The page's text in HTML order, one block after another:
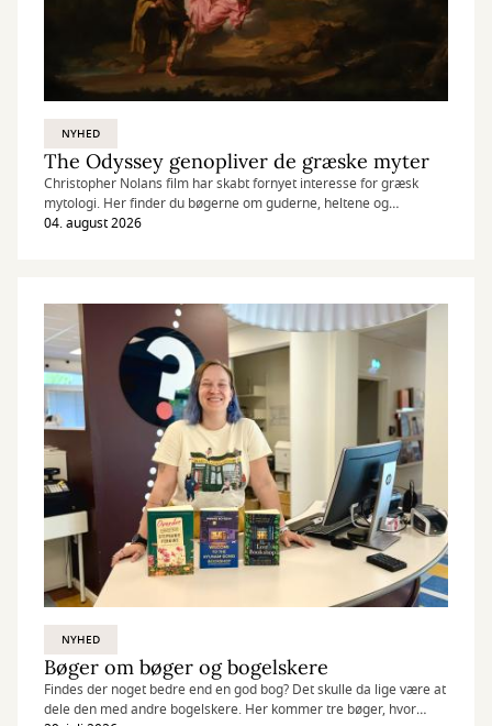
NYHED
The Odyssey genopliver de græske myter
Christopher Nolans film har skabt fornyet interesse for græsk
mytologi. Her finder du bøgerne om guderne, heltene og
Odysseus' lange rejse.
04. august 2026
NYHED
Bøger om bøger og bogelskere
Findes der noget bedre end en god bog? Det skulle da lige være at
dele den med andre bogelskere. Her kommer tre bøger, hvor